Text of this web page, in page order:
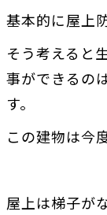
基本的に屋上
そう考えると
事ができるの
す。
この建物は今
屋上は梯子が